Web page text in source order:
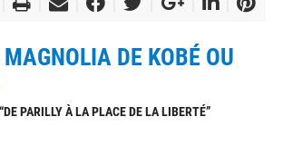
DE KOBÉ OU
PARILLY À LA PLACE DE LA LIBERTÉ”